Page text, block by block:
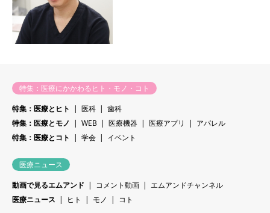
特集：医療にかかわるヒト・モノ・コト
特集：医療とヒト
医科
歯科
特集：医療とモノ
WEB 医療機器 医療アプリ
アパレル
特集：医療とコト
学会 イベント
医療ニュース
動画で見るエムアンド
コメント動画
エムアンドチャンネル
医療ニュース
ヒト モノ コト